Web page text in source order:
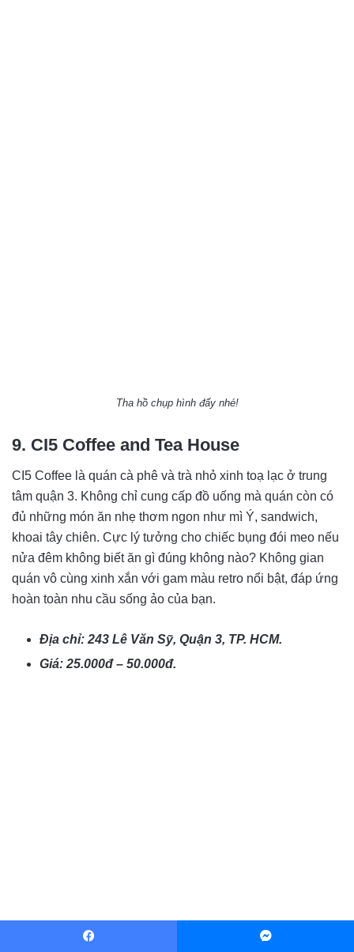
Tha hồ chụp hình đấy nhé!
9. CI5 Coffee and Tea House
CI5 Coffee là quán cà phê và trà nhỏ xinh toạ lạc ở trung
tâm quận 3. Không chỉ cung cấp đồ uống mà quán còn có
đủ những món ăn nhẹ thơm ngon như mì Ý, sandwich,
khoai tây chiên. Cực lý tưởng cho chiếc bụng đói meo nếu
nửa đêm không biết ăn gì đúng không nào? Không gian
quán vô cùng xinh xắn với gam màu retro nổi bật, đáp ứng
hoàn toàn nhu cầu sống ảo của bạn.
Địa chỉ: 243 Lê Văn Sỹ, Quận 3, TP. HCM.
Giá: 25.000đ – 50.000đ.